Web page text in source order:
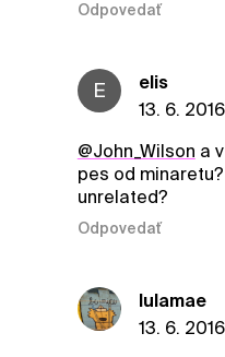
Odpovedať
E
elis
13. 6.
@John_Wilson a
pes od
unrelated?
Odpovedať
lulamae
13. 6.